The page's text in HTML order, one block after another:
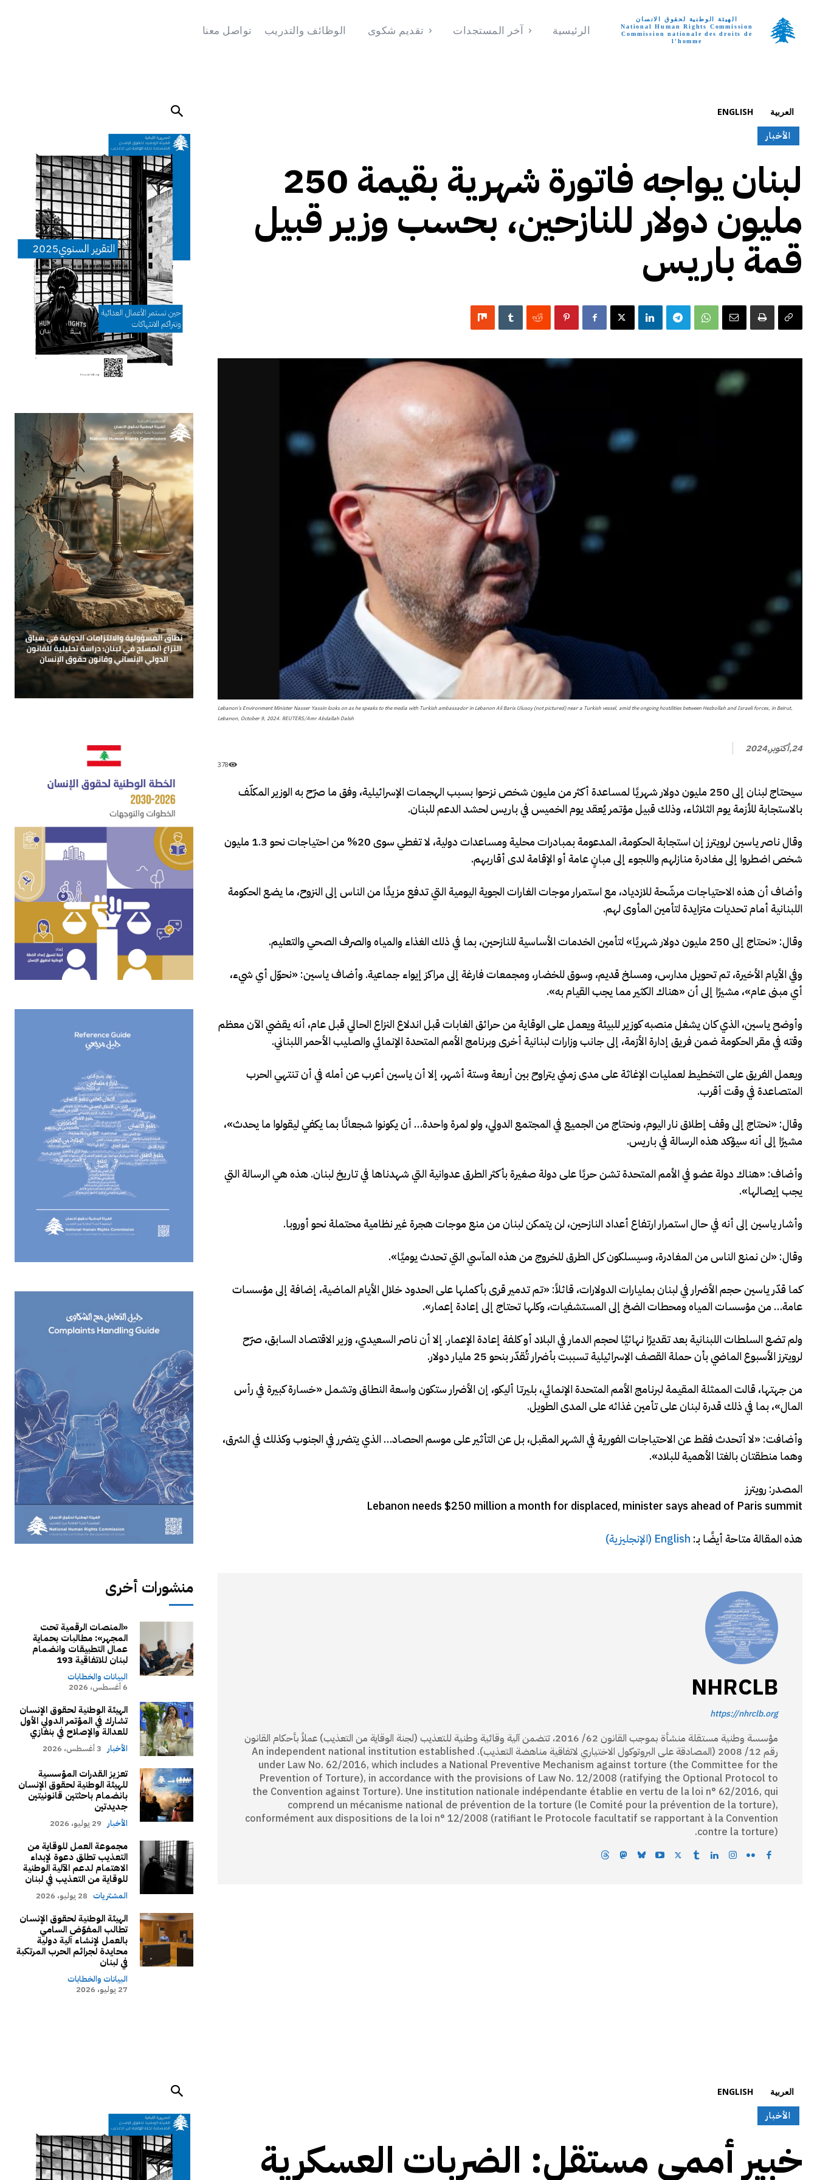
الهيئة الوطنية لحقوق الانسان
National Human Rights Commission
Commission nationale des droits de
l'homme
الرئيسية آخر المستجدات تقديم شكوى الوظائف والتدريب تواصل معنا
منشورات أخرى
«المنصات الرقمية تحت
المجهر»: مطالبات بحماية
عمال التطبيقات وانضمام
لبنان للاتفاقية 193
البيانات والخطابات
6 أغسطس، 2026
الهيئة الوطنية لحقوق الإنسان
تشارك في المؤتمر الدولي الأول
للعدالة والإصلاح في بنغازي
الأخبار 3 أغسطس، 2026
تعزيز القدرات المؤسسية
للهيئة الوطنية لحقوق الإنسان
بانضمام باحثتين قانونيتين
جديدتين
الأخبار 29 يوليو، 2026
مجموعة العمل للوقاية من
التعذيب تطلق دعوة لإبداء
الاهتمام لدعم الآلية الوطنية
للوقاية من التعذيب في لبنان
المشتريات 28 يوليو، 2026
الهيئة الوطنية لحقوق الإنسان
تطالب المفوّض السامي
بالعمل لإنشاء آلية دولية
محايدة لجرائم الحرب المرتكبة
في لبنان
البيانات والخطابات
27 يوليو، 2026
العربية ENGLISH
الأخبار
لبنان يواجه فاتورة شهرية بقيمة 250
مليون دولار للنازحين، بحسب وزير قبيل
قمة باريس
Lebanon's Environment Minister Nasser Yassin looks on as he speaks to the media with Turkish ambassador in Lebanon Ali Baris Ulusoy (not pictured) near a Turkish vessel, amid the ongoing hostilities between Hezbollah and Israeli forces, in Beirut,
Lebanon, October 9, 2024. REUTERS/Amr Abdallah Dalsh
24,أكتوبر,2024
378
سيحتاج لبنان إلى 250 مليون دولار شهريًا لمساعدة أكثر من مليون شخص نزحوا بسبب الهجمات الإسرائيلية، وفق ما صرّح به الوزير المكلّف
بالاستجابة للأزمة يوم الثلاثاء، وذلك قبيل مؤتمر يُعقد يوم الخميس في باريس لحشد الدعم للبنان.
وقال ناصر ياسين لرويترز إن استجابة الحكومة، المدعومة بمبادرات محلية ومساعدات دولية، لا تغطي سوى 20% من احتياجات نحو 1.3 مليون
شخص اضطروا إلى مغادرة منازلهم واللجوء إلى مبانٍ عامة أو الإقامة لدى أقاربهم.
وأضاف أن هذه الاحتياجات مرشّحة للازدياد، مع استمرار موجات الغارات الجوية اليومية التي تدفع مزيدًا من الناس إلى النزوح، ما يضع الحكومة
اللبنانية أمام تحديات متزايدة لتأمين المأوى لهم.
وقال: «نحتاج إلى 250 مليون دولار شهريًا» لتأمين الخدمات الأساسية للنازحين، بما في ذلك الغذاء والمياه والصرف الصحي والتعليم.
وفي الأيام الأخيرة، تم تحويل مدارس، ومسلخ قديم، وسوق للخضار، ومجمعات فارغة إلى مراكز إيواء جماعية. وأضاف ياسين: «نحوّل أي شيء،
أي مبنى عام»، مشيرًا إلى أن «هناك الكثير مما يجب القيام به».
وأوضح ياسين، الذي كان يشغل منصبه كوزير للبيئة ويعمل على الوقاية من حرائق الغابات قبل اندلاع النزاع الحالي قبل عام، أنه يقضي الآن معظم
وقته في مقر الحكومة ضمن فريق إدارة الأزمة، إلى جانب وزارات لبنانية أخرى وبرنامج الأمم المتحدة الإنمائي والصليب الأحمر اللبناني.
ويعمل الفريق على التخطيط لعمليات الإغاثة على مدى زمني يتراوح بين أربعة وستة أشهر، إلا أن ياسين أعرب عن أمله في أن تنتهي الحرب
المتصاعدة في وقت أقرب.
وقال: «نحتاج إلى وقف إطلاق نار اليوم، ونحتاج من الجميع في المجتمع الدولي، ولو لمرة واحدة… أن يكونوا شجعانًا بما يكفي ليقولوا ما يحدث»،
مشيرًا إلى أنه سيؤكد هذه الرسالة في باريس.
وأضاف: «هناك دولة عضو في الأمم المتحدة تشن حربًا على دولة صغيرة بأكثر الطرق عدوانية التي شهدناها في تاريخ لبنان. هذه هي الرسالة التي
يجب إيصالها».
وأشار ياسين إلى أنه في حال استمرار ارتفاع أعداد النازحين، لن يتمكن لبنان من منع موجات هجرة غير نظامية محتملة نحو أوروبا.
وقال: «لن نمنع الناس من المغادرة، وسيسلكون كل الطرق للخروج من هذه المآسي التي تحدث يوميًا».
كما قدّر ياسين حجم الأضرار في لبنان بمليارات الدولارات، قائلاً: «تم تدمير قرى بأكملها على الحدود خلال الأيام الماضية، إضافة إلى مؤسسات
عامة… من مؤسسات المياه ومحطات الضخ إلى المستشفيات، وكلها تحتاج إلى إعادة إعمار».
ولم تضع السلطات اللبنانية بعد تقديرًا نهائيًا لحجم الدمار في البلاد أو كلفة إعادة الإعمار. إلا أن ناصر السعيدي، وزير الاقتصاد السابق، صرّح
لرويترز الأسبوع الماضي بأن حملة القصف الإسرائيلية تسببت بأضرار تُقدّر بنحو 25 مليار دولار.
من جهتها، قالت الممثلة المقيمة لبرنامج الأمم المتحدة الإنمائي، بليرتا أليكو، إن الأضرار ستكون واسعة النطاق وتشمل «خسارة كبيرة في رأس
المال»، بما في ذلك قدرة لبنان على تأمين غذائه على المدى الطويل.
وأضافت: «لا أتحدث فقط عن الاحتياجات الفورية في الشهر المقبل، بل عن التأثير على موسم الحصاد… الذي يتضرر في الجنوب وكذلك في الشرق،
وهما منطقتان بالغتا الأهمية للبلاد».
المصدر: رويترز
Lebanon needs $250 million a month for displaced, minister says ahead of Paris summit
هذه المقالة متاحة أيضًا بـ: English
(الإنجليزية)
NHRCLB
https://nhrclb.org
مؤسسة وطنية مستقلة منشأة بموجب القانون 62/ 2016، تتضمن آلية وقائية وطنية للتعذيب (لجنة الوقاية من التعذيب) عملاً بأحكام القانون
رقم 12/ 2008 (المصادقة على البروتوكول الاختياري لاتفاقية مناهضة التعذيب). An independent national institution established
under Law No. 62/2016, which includes a National Preventive Mechanism against torture (the Committee for the
Prevention of Torture), in accordance with the provisions of Law No. 12/2008 (ratifying the Optional Protocol to
the Convention against Torture). Une institution nationale indépendante établie en vertu de la loi n° 62/2016, qui
comprend un mécanisme national de prévention de la torture (le Comité pour la prévention de la torture),
conformément aux dispositions de la loi n° 12/2008 (ratifiant le Protocole facultatif se rapportant à la Convention
contre la torture).